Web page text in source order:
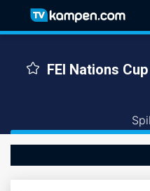
FEI Nations